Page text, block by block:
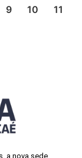
9 10 11
a nova sede